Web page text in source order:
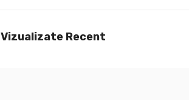
Vizualizate Recent